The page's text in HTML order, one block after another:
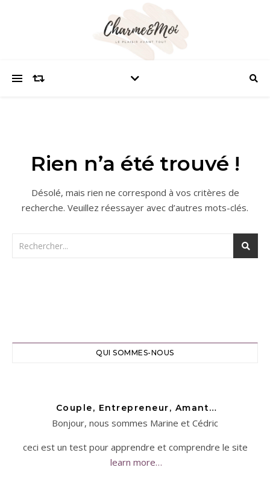
Rien n’a été trouvé !
Désolé, mais rien ne correspond à vos critères de
recherche. Veuillez réessayer avec d’autres mots-clés.
QUI SOMMES-NOUS
Couple, Entrepreneur, Amant…
Bonjour, nous sommes Marine et Cédric
ceci est un test pour apprendre et comprendre le site
learn more…